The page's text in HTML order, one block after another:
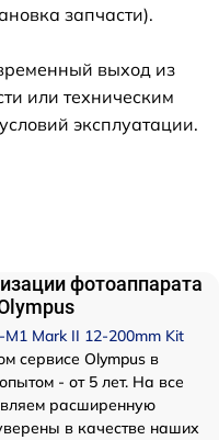
запчасти).
выход из
или техническим
эксплуатации.
фотоаппарата
Mark II 12-200mm Kit
сервисе Olympus в
- от 5 лет. На все
расширенную
в качестве наших